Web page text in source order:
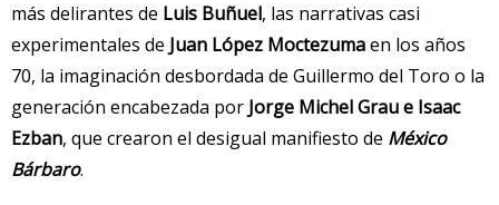
más delirantes de Luis Buñuel, las narrativas casi
experimentales de Juan López Moctezumaen los años
70, la imaginación desbordada de Guillermo del Toro o la
generación encabezada por Jorge Michel Grau e Isaac
Ezban, que crearon el desigual manifiesto de México
Bárbaro.